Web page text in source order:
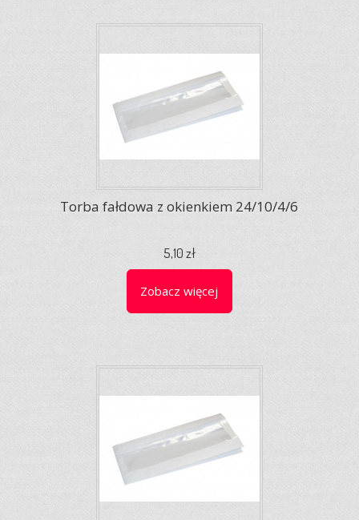
Torba fałdowa z okienkiem 24/10/4/6
5,10 zł
Zobacz więcej